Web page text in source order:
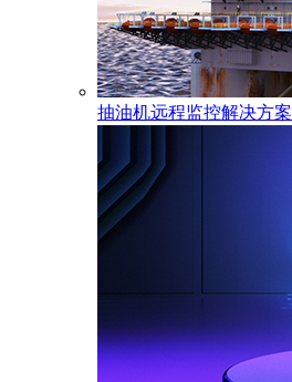
抽油机远程监控解决方案